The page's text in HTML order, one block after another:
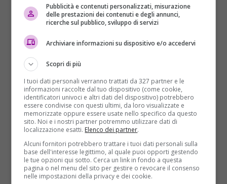
video che ormai hanno fatto il giro del mondo. Uno
riprende il tetto incendiato dai droni. Il secondo è
quello che ha creato molti dubbi per la presenza di
due persone sul tetto. Tra i politici ucraini c’è chi si
Pubblicità e contenuti personalizzati, misurazione
delle prestazioni dei contenuti e degli annunci,
ricerche sul pubblico, sviluppo di servizi
Archiviare informazioni su dispositivo e/o accedervi
Scopri di più
I tuoi dati personali verranno trattati da 327 partner e le
informazioni raccolte dal tuo dispositivo (come cookie,
identificatori univoci e altri dati del dispositivo) potrebbero
essere condivise con questi ultimi, da loro visualizzate e
memorizzate oppure essere usate nello specifico da questo
sito. Noi e i nostri partner potremmo utilizzare dati di
localizzazione esatti. Elenco dei partner.
Alcuni fornitori potrebbero trattare i tuoi dati personali sulla
base dell'interesse legittimo, al quale puoi opporti gestendo
le tue opzioni qui sotto. Cerca un link in fondo a questa
pagina o nel menu del sito per gestire o revocare il consenso
nelle impostazioni della privacy e dei cookie.